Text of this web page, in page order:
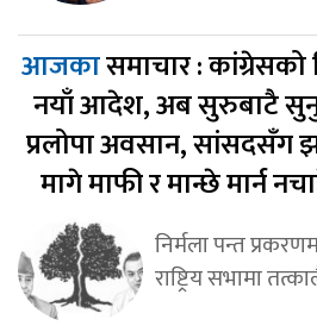
आजकासमाचार : कांग्रेसको
नयाँ आदेश, अब सुरुबाटै
प्रलोपा अवसान, सांसदसँग
मागे माफी र मान्छे मार्न
निर्मला पन्त
राष्ट्रिय सभामा